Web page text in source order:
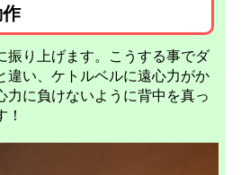
振り上げます。こうする事でダ
違い、ケトルベルに遠心力がか
力に負けないように背中を真っ